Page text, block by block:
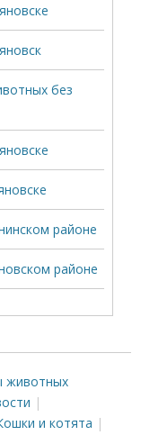
без
районе
районе
животных
и котята